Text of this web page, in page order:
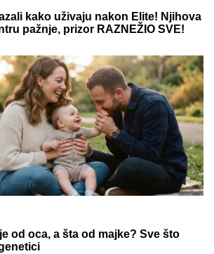
kako uživaju nakon Elite! Njihova
pažnje, prizor RAZNEŽIO SVE!
od oca, a šta od majke? Sve što